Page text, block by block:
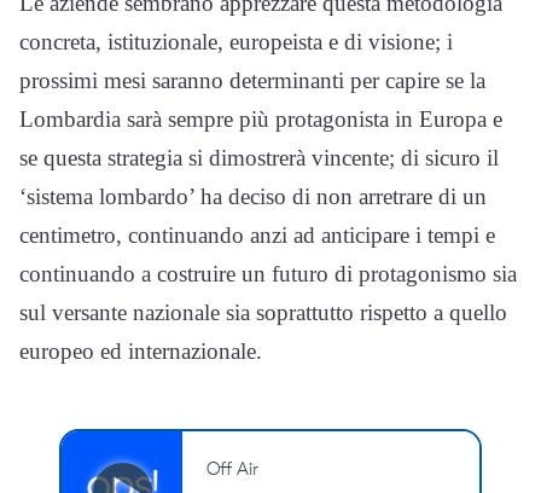
concreta, istituzionale, europeista e di visione; i
prossimi mesi saranno determinanti per capire se la
Lombardia sarà sempre più protagonista in Europa e
se questa strategia si dimostrerà vincente; di sicuro il
‘sistema lombardo’ ha deciso di non arretrare di un
centimetro, continuando anzi ad anticipare i tempi e
continuando a costruire un futuro di protagonismo sia
sul versante nazionale sia soprattutto rispetto a quello
europeo ed internazionale.